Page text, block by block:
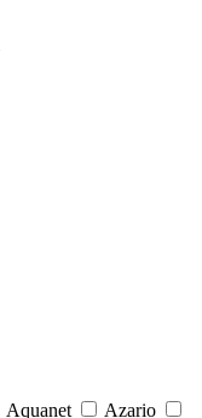
Aquanet
Azario